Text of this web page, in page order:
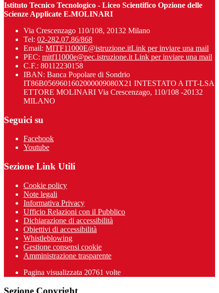
Istituto Tecnico Tecnologico - Liceo Scientifico Opzione delle
Scienze Applicate E.MOLINARI
Via Crescenzago 110/108, 20132 Milano
Tel: 02-282.07.86/868
Email: MITF11000E@istruzione.itLink per inviare una mail
PEC: mitf11000e@pec.istruzione.it Link per inviare una mail
C.F.: 80112230158
IBAN: Banca Popolare di Sondrio
IT86B0569601602000009080X21 INTESTATO A ITT-LSA
ETTORE MOLINARI Via Crescenzago, 110/108 -20132
MILANO
Seguici su
Facebook
Youtube
Sezione Link Utili
Cookie policy
Note legali
Informativa Privacy
Ufficio Relazioni con il Pubblico
Dichiarazione di accessibilità
Obiettivi di accessibilità
Whistleblowing
Gestione consensi cookie
Amministrazione trasparente
Pagina visualizzata 20761 volte